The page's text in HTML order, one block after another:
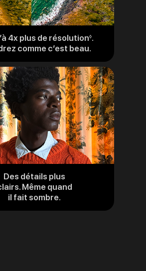
4x plus de résolution◊.
mentions
légales
comme c’est beau.
Des détails plus
Même quand
il fait sombre.